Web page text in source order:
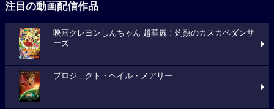
注目の動画配信作品
映画クレヨンしんちゃん 超華麗！灼熱のカスカベダンサ
ーズ
プロジェクト・ヘイル・メアリー